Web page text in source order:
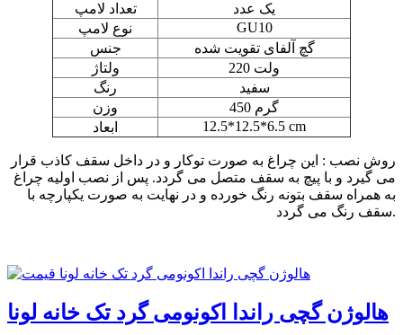
تعداد لامپ
یک عدد
نوع لامپ
GU10
جنس
گچ آلفای تقویت شده
ولتاژ
220 ولت
رنگ
سفید
وزن
450 گرم
ابعاد
12.5*12.5*6.5 cm
روش نصب : این چراغ به صورت توکار و در داخل سقف کاذب قرار
می گیرد و با پیچ به سقف متصل می گردد. پس از نصب اولیه چراغ
به همراه سقف بتونه رنگ خورده و در نهایت به صورت یکپارچه با
سقف رنگ می گردد.
هالوژن گچی راندا اکونومی گرد تک خانه لونا